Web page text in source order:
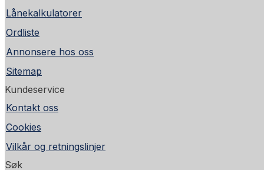
Lånekalkulatorer
Ordliste
Annonsere hos oss
Sitemap
Kundeservice
Kontakt oss
Cookies
Vilkår og retningslinjer
Søk